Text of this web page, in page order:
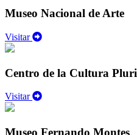
Museo Nacional de Arte
Visitar
Centro de la Cultura
Visitar
Museo Fernando Montes